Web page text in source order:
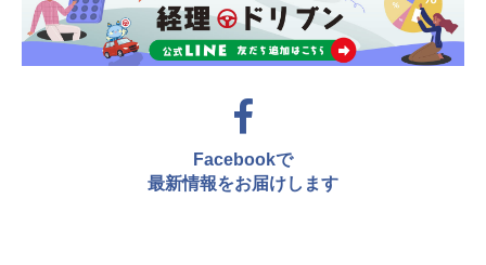
Facebookで
最新情報をお届けします